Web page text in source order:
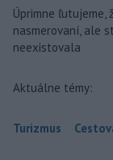
Úprimne ľutujeme,
nasmerovaní, ale
neexistovala
Aktuálne témy:
Turizmus